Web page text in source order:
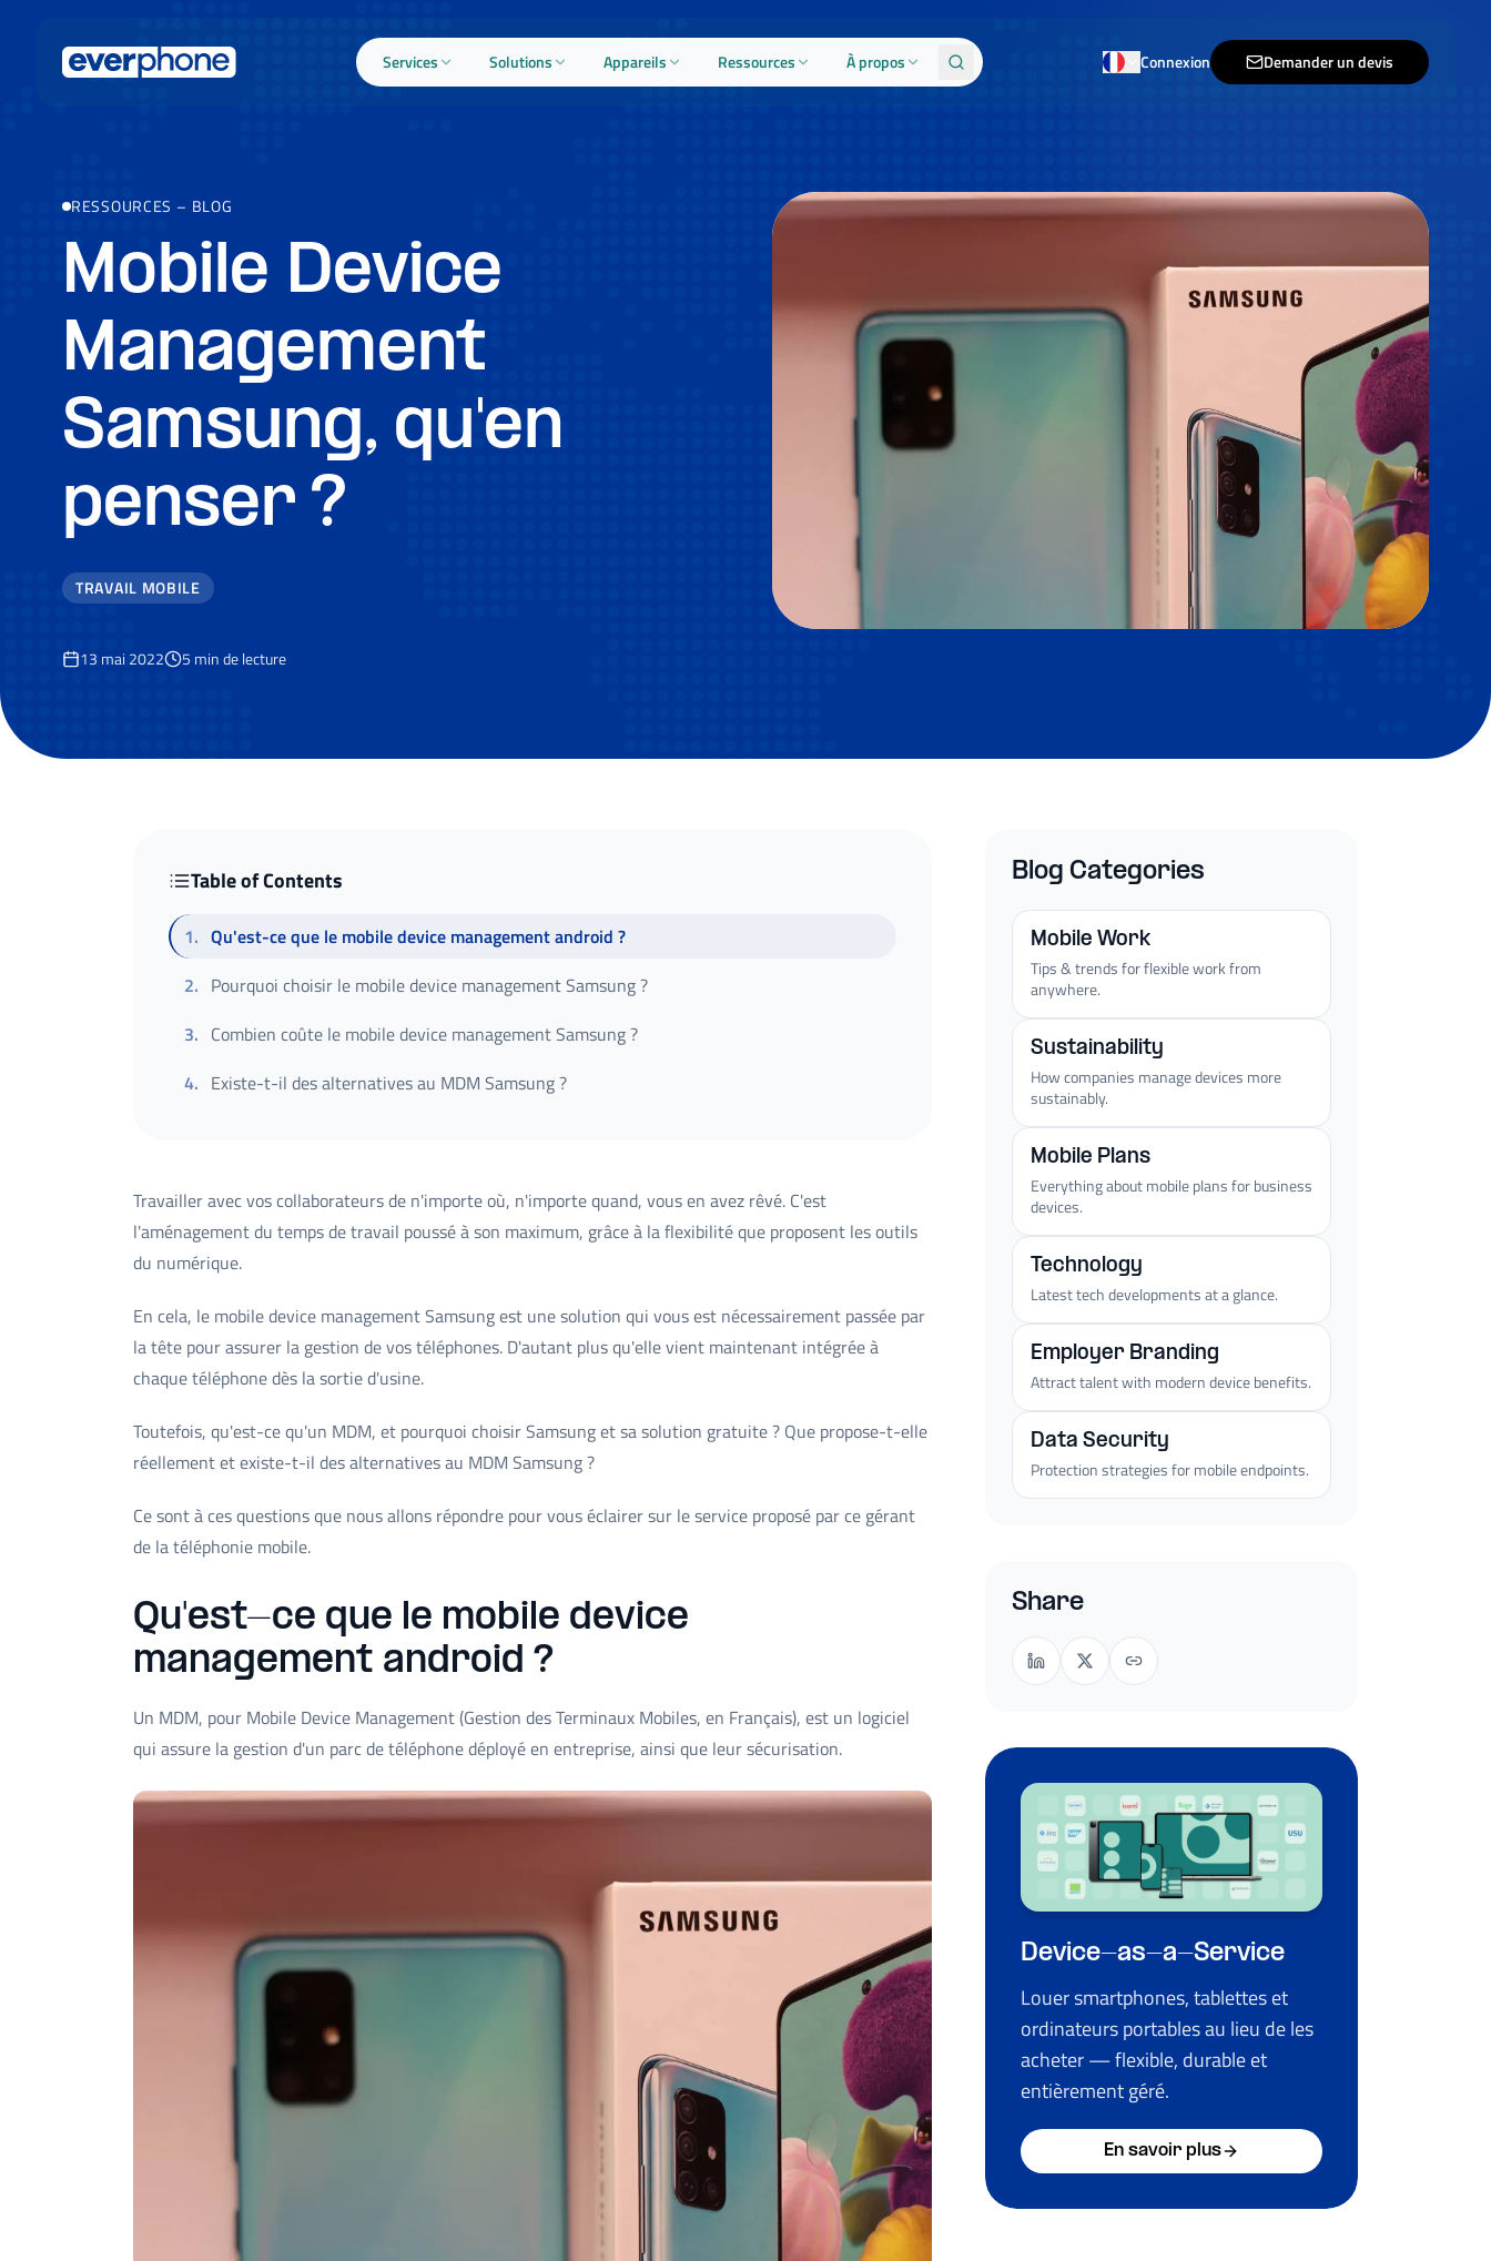
Services Solutions Appareils Ressources À propos Connexion Demander un devis
RESSOURCES – BLOG
Mobile Device
Management
Samsung, qu'en
penser ?
TRAVAIL MOBILE
13 mai 2022 5 min de lecture
Table of Contents
1. Qu'est-ce que le mobile device management android ?
2. Pourquoi choisir le mobile device management Samsung ?
3. Combien coûte le mobile device management Samsung ?
4. Existe-t-il des alternatives au MDM Samsung ?
Travailler avec vos collaborateurs de n'importe où, n'importe quand, vous en avez rêvé. C'est
l'aménagement du temps de travail poussé à son maximum, grâce à la flexibilité que proposent les outils
du numérique.
En cela, le mobile device management Samsung est une solution qui vous est nécessairement passée par
la tête pour assurer la gestion de vos téléphones. D'autant plus qu'elle vient maintenant intégrée à
chaque téléphone dès la sortie d'usine.
Toutefois, qu'est-ce qu'un MDM, et pourquoi choisir Samsung et sa solution gratuite ? Que propose-t-elle
réellement et existe-t-il des alternatives au MDM Samsung ?
Ce sont à ces questions que nous allons répondre pour vous éclairer sur le service proposé par ce gérant
de la téléphonie mobile.
Qu'est-ce que le mobile device
management android ?
Un MDM, pour Mobile Device Management (Gestion des Terminaux Mobiles, en Français), est un logiciel
qui assure la gestion d'un parc de téléphone déployé en entreprise, ainsi que leur sécurisation.
Blog Categories
Mobile Work
Tips & trends for flexible work from
anywhere.
Sustainability
How companies manage devices more
sustainably.
Mobile Plans
Everything about mobile plans for business
devices.
Technology
Latest tech developments at a glance.
Employer Branding
Attract talent with modern device benefits.
Data Security
Protection strategies for mobile endpoints.
Share
Device-as-a-Service
Louer smartphones, tablettes et
ordinateurs portables au lieu de les
acheter — flexible, durable et
entièrement géré.
En savoir plus